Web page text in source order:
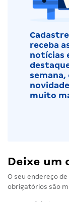
receba
notícias
semana,
muito
Deixe um
O seu endereço
obrigatórios são